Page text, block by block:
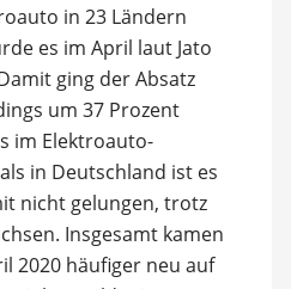
in 23 Ländern
es im April laut Jato
ging der Absatz
um 37 Prozent
im Elektroauto-
in Deutschland ist es
nicht gelungen, trotz
Insgesamt kamen
2020 häufiger neu auf